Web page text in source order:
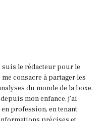
suis le rédacteur pour le
consacre à partager les
du monde de la boxe.
mon enfance, j'ai
profession, en tenant